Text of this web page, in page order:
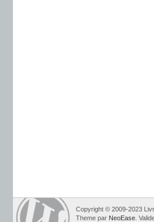
Copyright © 2009-2023
Theme par NeoEase .